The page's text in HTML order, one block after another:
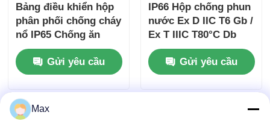
Bảng điều khiển hộp
phân phối chống cháy
nổ IP65 Chống ăn
mòn
Gửi yêu cầu
IP66 Hộp chống phun
nước Ex D IIC T6 Gb /
Ex T IIIC T80°C Db
Đối với khu vực nguy
hiểm
Gửi yêu cầu
Max